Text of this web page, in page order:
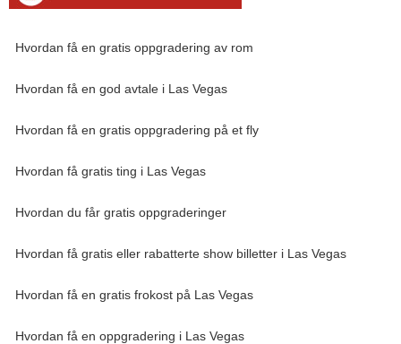
Hvordan få en gratis oppgradering av rom
Hvordan få en god avtale i Las Vegas
Hvordan få en gratis oppgradering på et fly
Hvordan få gratis ting i Las Vegas
Hvordan du får gratis oppgraderinger
Hvordan få gratis eller rabatterte show billetter i Las Vegas
Hvordan få en gratis frokost på Las Vegas
Hvordan få en oppgradering i Las Vegas